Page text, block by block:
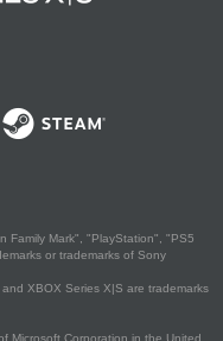
Family Mark", "PlayStation", "PS5
or trademarks of Sony
XBOX Series X|S are trademarks
Microsoft Corporation in the United